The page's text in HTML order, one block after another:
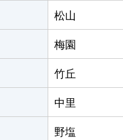
松山
梅園
竹丘
中里
野塩